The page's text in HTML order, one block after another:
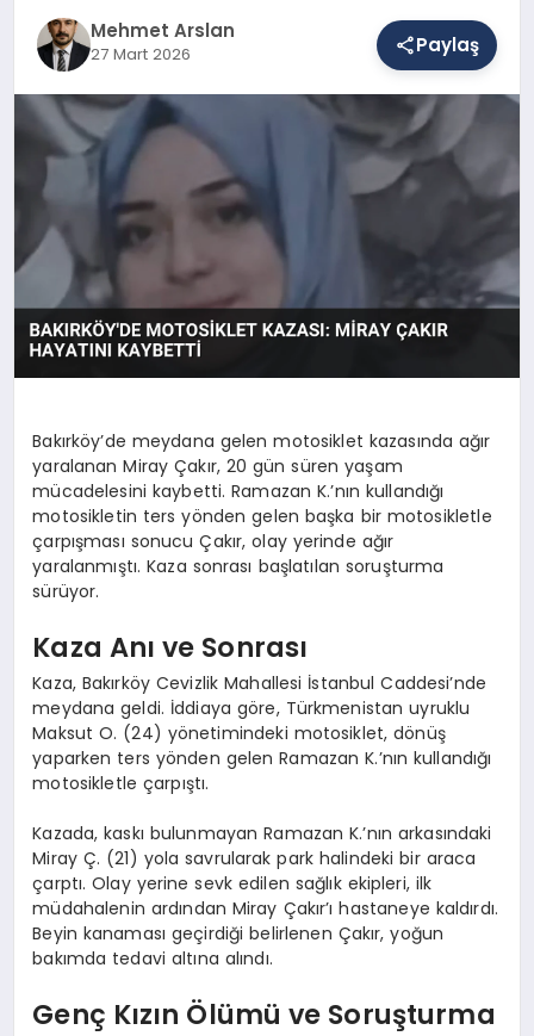
SAĞLIK
EĞITIM
DÜNYA
YAŞAM
Mehmet Arslan
27 Mart 2026 Paylaş
Bakırköy’de meydana gelen motosiklet kazasında ağır
yaralanan Miray Çakır, 20 gün süren yaşam
mücadelesini kaybetti. Ramazan K.’nın kullandığı
motosikletin ters yönden gelen başka bir motosikletle
çarpışması sonucu Çakır, olay yerinde ağır
yaralanmıştı. Kaza sonrası başlatılan soruşturma
sürüyor.
Kaza Anı ve Sonrası
Kaza, Bakırköy Cevizlik Mahallesi İstanbul Caddesi’nde
meydana geldi. İddiaya göre, Türkmenistan uyruklu
Maksut O. (24) yönetimindeki motosiklet, dönüş
yaparken ters yönden gelen Ramazan K.’nın kullandığı
motosikletle çarpıştı.
Kazada, kaskı bulunmayan Ramazan K.’nın arkasındaki
Miray Ç. (21) yola savrularak park halindeki bir araca
çarptı. Olay yerine sevk edilen sağlık ekipleri, ilk
müdahalenin ardından Miray Çakır’ı hastaneye kaldırdı.
Beyin kanaması geçirdiği belirlenen Çakır, yoğun
bakımda tedavi altına alındı.
Genç Kızın Ölümü ve Soruşturma